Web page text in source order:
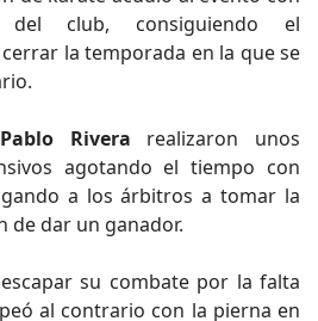
del club, consiguiendo el
la temporada en la que se
Pablo Rivera realizaron unos
agotando el tiempo con
a los árbitros a tomar la
de dar un ganador.
su combate por la falta
al contrario con la pierna en